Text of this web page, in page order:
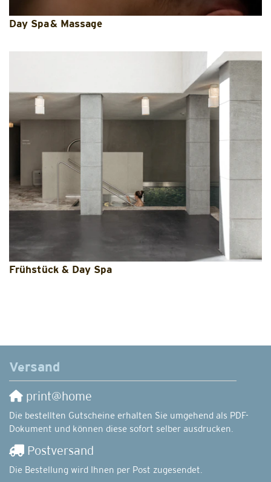
Day Spa & Massage
Frühstück & Day Spa
Versand
print@home
Die bestellten Gutscheine erhalten Sie umgehend als PDF-
Dokument und können diese sofort selber ausdrucken.
Postversand
Die Bestellung wird Ihnen per Post zugesendet.